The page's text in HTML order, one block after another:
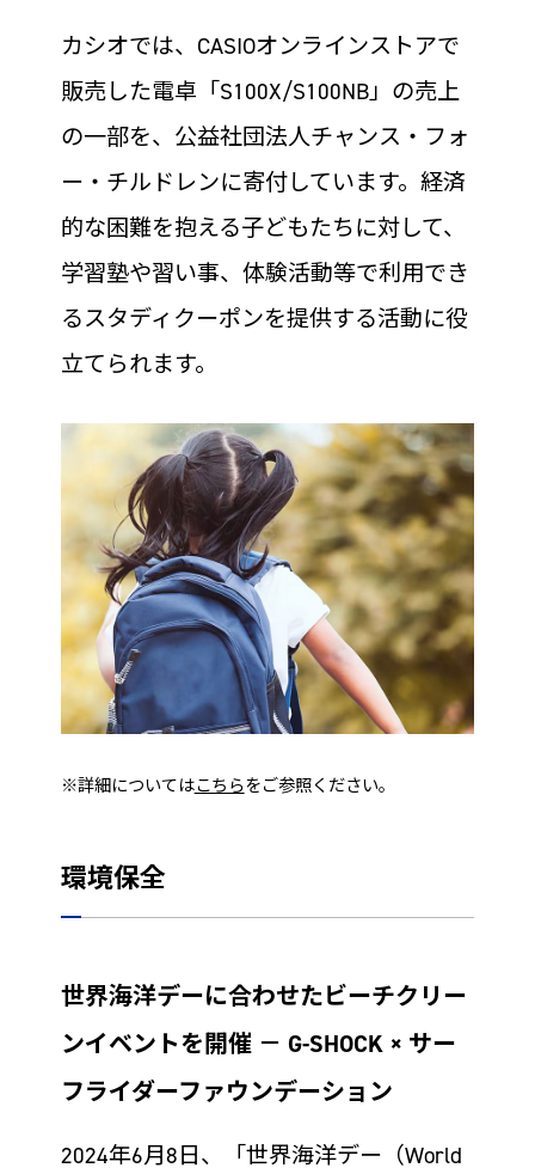
カシオでは、CASIOオンラインストアで
販売した電卓「S100X/S100NB」の売上
の一部を、公益社団法人チャンス・フォ
ー・チルドレンに寄付しています。経済
的な困難を抱える子どもたちに対して、
学習塾や習い事、体験活動等で利用でき
るスタディクーポンを提供する活動に役
立てられます。
※詳細についてはこちら をご参照ください。
環境保全
世界海洋デーに合わせたビーチクリー
ンイベントを開催 － G-SHOCK × サー
フライダーファウンデーション
2024年6月8日、「世界海洋デー（World